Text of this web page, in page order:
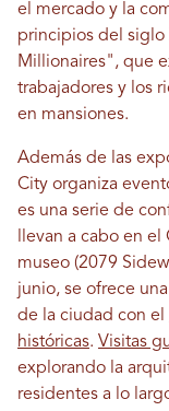
el mercado y la
principios del siglo
Millionaires", que
trabajadores y los
en mansiones.
Además de las
City organiza
es una serie de
llevan a cabo en
museo (2079
junio, se ofrece
de la ciudad con el
históricas. Visitas
explorando la
residentes a lo